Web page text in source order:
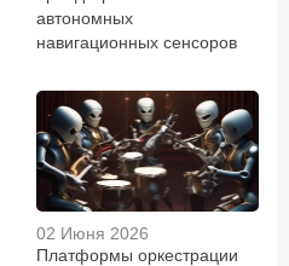
автономных
навигационных сенсоров
02 Июня 2026
Платформы оркестрации